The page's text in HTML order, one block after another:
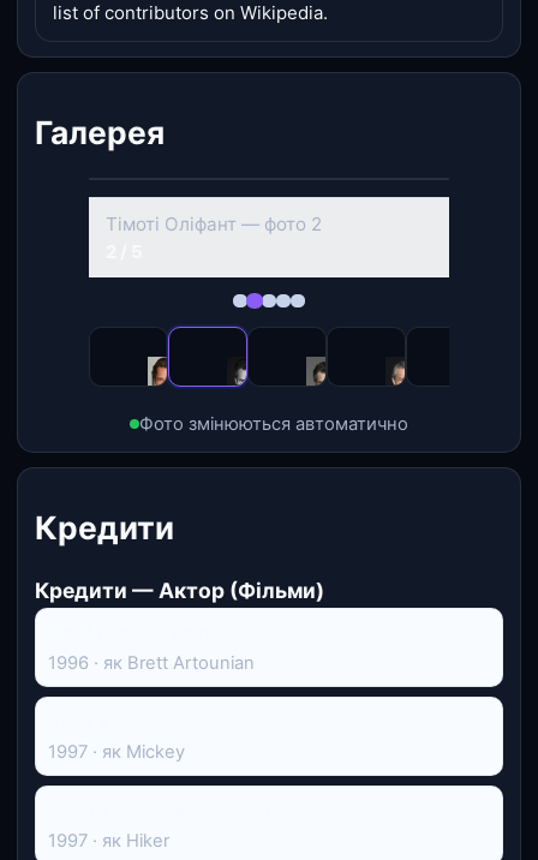
list of contributors on Wikipedia.
Галерея
‹ ›
Тімоті Оліфант — фото 2
Фото змінюються автоматично
Кредити
Кредити — Актор (Фільми)
1996 · як Brett Artounian
1997 · як Mickey
1997 · як Hiker